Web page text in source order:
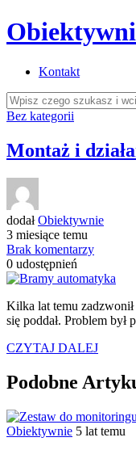
Kontakt
Bez kategorii
Montaż i
dodałObiektywnie
3 miesiące temu
Brak komentarzy
0 udostępnień
Kilka lat temu
się poddał. Problem
CZYTAJ DALEJ
Podobne
Obiektywnie 5 lat temu